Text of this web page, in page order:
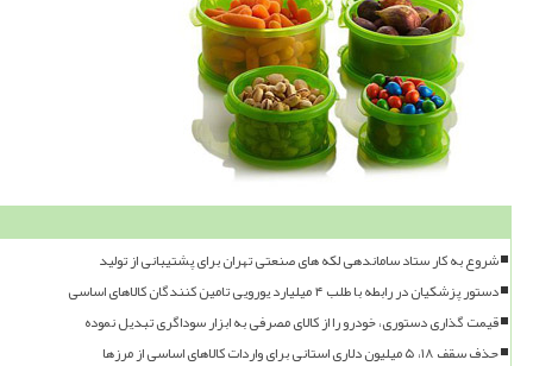
شروع به کار ستاد ساماندهی لکه های صنعتی تهران برای پشتیبانی از تولید
دستور پزشکیان در رابطه با طلب ۴ میلیارد یورویی تامین کنندگان کالاهای اساسی
قیمت گذاری دستوری، خودرو را از کالای مصرفی به ابزار سوداگری تبدیل نموده
حذف سقف ۱۸، ۵ میلیون دلاری استانی برای واردات کالاهای اساسی از مرزها